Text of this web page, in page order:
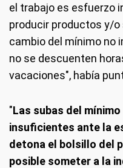
el trabajo es esfuerzo
producir productos y/o
cambio del mínimo no
no se descuenten
vacaciones", había
"Las subas del
insuficientes ante la
detona el bolsillo del
posible someter a la